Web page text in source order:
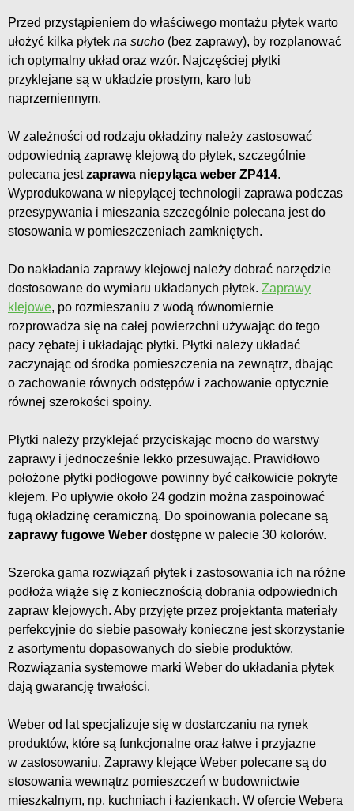
Przed przystąpieniem do właściwego montażu płytek warto
ułożyć kilka płytek na sucho (bez zaprawy), by rozplanować
ich optymalny układ oraz wzór. Najczęściej płytki
przyklejane są w układzie prostym, karo lub
naprzemiennym.
W zależności od rodzaju okładziny należy zastosować
odpowiednią zaprawę klejową do płytek, szczególnie
polecana jestzaprawa niepyląca weber ZP414.
Wyprodukowana w niepylącej technologii zaprawa podczas
przesypywania i mieszania szczególnie polecana jest do
stosowania w pomieszczeniach zamkniętych.
Do nakładania zaprawy klejowej należy dobrać narzędzie
dostosowane do wymiaru układanych płytek. Zaprawy
klejowe, po rozmieszaniu z wodą równomiernie
rozprowadza się na całej powierzchni używając do tego
pacy zębatej i układając płytki. Płytki należy układać
zaczynając od środka pomieszczenia na zewnątrz, dbając
o zachowanie równych odstępów i zachowanie optycznie
równej szerokości spoiny.
Płytki należy przyklejać przyciskając mocno do warstwy
zaprawy i jednocześnie lekko przesuwając. Prawidłowo
położone płytki podłogowe powinny być całkowicie pokryte
klejem. Po upływie około 24 godzin można zaspoinować
fugą okładzinę ceramiczną. Do spoinowania polecane są
zaprawy fugowe Weber dostępne w palecie 30 kolorów.
Szeroka gama rozwiązań płytek i zastosowania ich na różne
podłoża wiąże się z koniecznością dobrania odpowiednich
zapraw klejowych. Aby przyjęte przez projektanta materiały
perfekcyjnie do siebie pasowały konieczne jest skorzystanie
z asortymentu dopasowanych do siebie produktów.
Rozwiązania systemowe marki Weber do układania płytek
dają gwarancję trwałości.
Weber od lat specjalizuje się w dostarczaniu na rynek
produktów, które są funkcjonalne oraz łatwe i przyjazne
w zastosowaniu. Zaprawy klejące Weber polecane są do
stosowania wewnątrz pomieszczeń w budownictwie
mieszkalnym, np. kuchniach i łazienkach. W ofercie Webera